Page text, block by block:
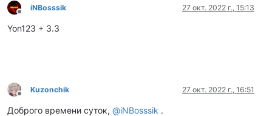
Не в сети
iNBosssik 27 окт. 2022 г., 15:13
Yon123 + 3.3
Не в сети
Kuzonchik 27 окт. 2022 г., 16:51
Доброго времени суток, @iNBosssik .